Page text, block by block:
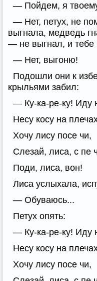
— Пойдем, я
— Нет, петух, не
выгнала, медведь
— не выгнал, и тебе
— Нет, выгоню!
Подошли они к
крыльями забил:
— Ку-ка-ре-ку! Иду
Несу косу на
Хочу лису посe чи,
Слезай, лиса, с пe
Поди, лиса, вон!
Лиса услыхала,
— Обуваюсь...
Петух опять:
— Ку-ка-ре-ку! Иду
Несу косу на
Хочу лису посe чи,